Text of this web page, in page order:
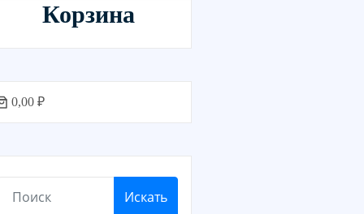
Корзина
0,00 ₽
Искать